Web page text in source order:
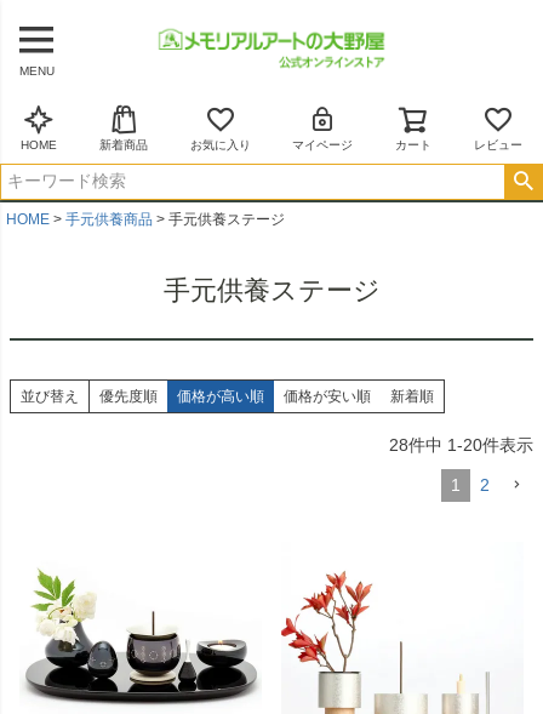
MENU
HOME 新着商品 お気に入り マイページ カート レビュー
HOME 手元供養商品 手元供養ステージ
手元供養ステージ
並び替え 優先度順 価格が高い順 価格が安い順 新着順
28件中 1-20件表示
1 2